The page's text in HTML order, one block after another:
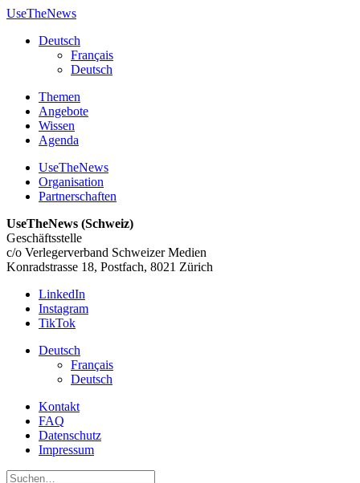
UseTheNews
Deutsch
Français
Deutsch
Themen
Angebote
Wissen
Agenda
UseTheNews
Organisation
Partnerschaften
UseTheNews (Schweiz)
Geschäftsstelle
c/o Verlegerverband Schweizer Medien
Konradstrasse 18, Postfach, 8021 Zürich
LinkedIn
Instagram
TikTok
Deutsch
Français
Deutsch
Kontakt
FAQ
Datenschutz
Impressum